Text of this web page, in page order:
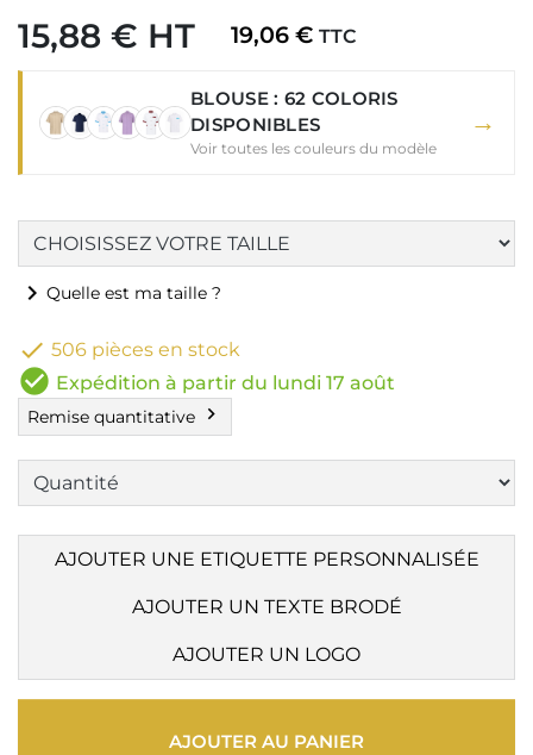
15,88 € HT 19,06 € TTC
BLOUSE : 62 COLORIS
DISPONIBLES
Voir toutes les couleurs du modèle
→
chevron_right Quelle est ma taille ?
 506 pièces en stock
check_circle Expédition à partir du lundi 17 août
Remise quantitative chevron_right
AJOUTER UNE ETIQUETTE PERSONNALISÉE
AJOUTER UN TEXTE BRODÉ
AJOUTER UN LOGO
AJOUTER AU PANIER